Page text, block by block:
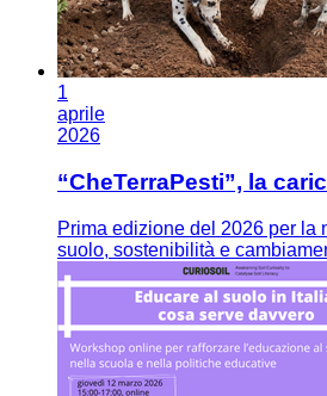
1
aprile
2026
“CheTerraPesti”, la
Prima edizione del 2026 per la
suolo, sostenibilità e